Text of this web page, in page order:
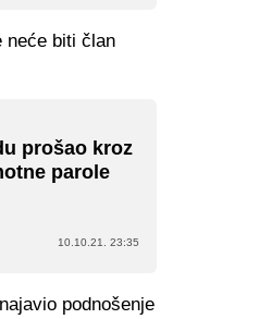
neće biti član
prošao kroz
parole
10.10.21. 23:35
podnošenje